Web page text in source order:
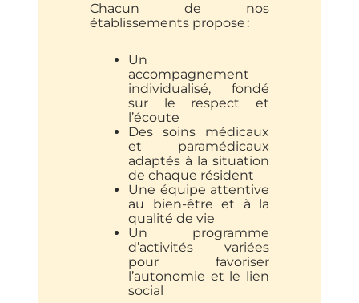
Chacun de nos
établissements propose :
Un
accompagnement
individualisé, fondé
sur le respect et
l’écoute
Des soins médicaux
et paramédicaux
adaptés à la situation
de chaque résident
Une équipe attentive
au bien-être et à la
qualité de vie
Un programme
d’activités variées
pour favoriser
l’autonomie et le lien
social